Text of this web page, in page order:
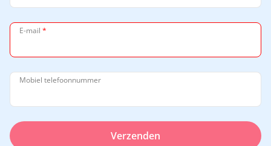
E-mail *
Mobiel telefoonnummer
Verzenden